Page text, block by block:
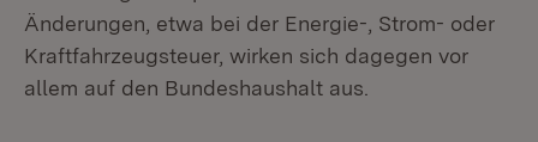
Änderungen, etwa bei der Energie-, Strom- oder
Kraftfahrzeugsteuer, wirken sich dagegen vor
allem auf den Bundeshaushalt aus.